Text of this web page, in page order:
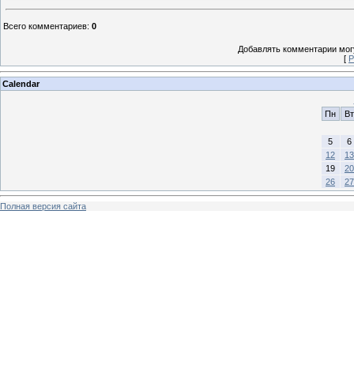
Всего комментариев: 0
Добавлять комментарии
[
Calendar
Пн
Вт
5
6
12
13
19
20
26
27
Полная версия сайта